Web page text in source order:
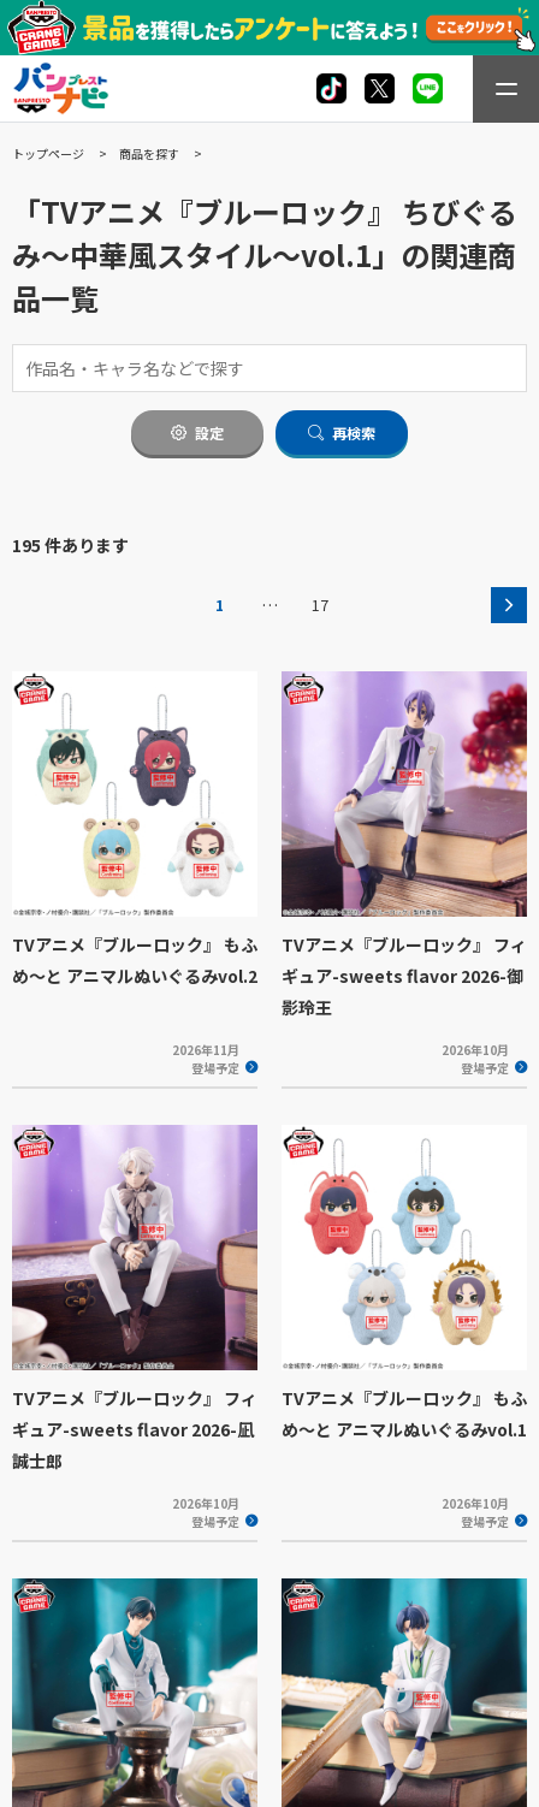
トップページ 商品を探す
「TVアニメ『ブルーロック』 ちびぐる
み～中華風スタイル～vol.1」の関連商
品一覧
設定 再検索
195 件あります
1 … 17
TVアニメ『ブルーロック』 もふ
め～と アニマルぬいぐるみvol.2
2026年11月
登場予定
TVアニメ『ブルーロック』 フィ
ギュア-sweets flavor 2026-御
影玲王
2026年10月
登場予定
TVアニメ『ブルーロック』 フィ
ギュア-sweets flavor 2026-凪
誠士郎
2026年10月
登場予定
TVアニメ『ブルーロック』 もふ
め～と アニマルぬいぐるみvol.1
2026年10月
登場予定